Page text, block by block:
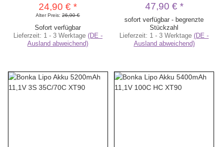
24,90 €*
Alter Preis:26,90 €
Sofort verfügbar
Lieferzeit: 1 - 3 Werktage (DE -
Ausland abweichend)
47,90 € *
sofort verfügbar - begrenzte
Stückzahl
Lieferzeit: 1 - 3 Werktage(DE -
Ausland abweichend)